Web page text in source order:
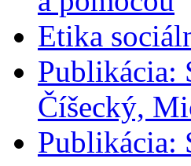
Etika
Publikácia:
Číšecký,
Publikácia: